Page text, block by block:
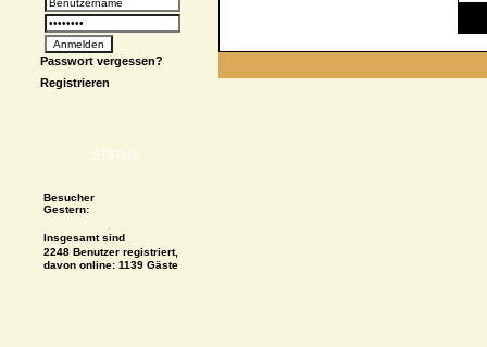
Passwort vergessen?
Registrieren
STATUS
Besucher
Gestern:
Insgesamt sind
2248 Benutzer registriert,
davon online: 1139 Gäste